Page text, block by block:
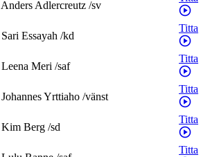
AndersAdlercreutz /sv
Sari Essayah /kd
Titta
Leena Meri /saf
Titta
JohannesYrttiaho /vänst
Titta
Kim Berg /sd
Titta
Titta